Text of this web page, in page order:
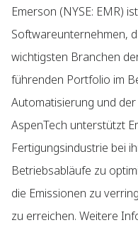
Emerson (NYSE: EMR)
Softwareunternehmen,
wichtigsten Branchen
führenden Portfolio im
Automatisierung und
AspenTech unterstützt
Fertigungsindustrie bei
Betriebsabläufe zu
die Emissionen zu
zu erreichen. Weitere